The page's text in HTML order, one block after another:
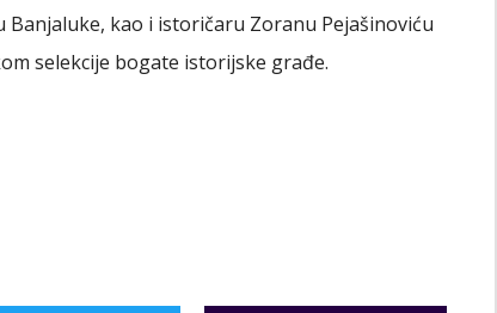
kao i istoričaru Zoranu Pejašinoviću
selekcije bogate istorijske građe.